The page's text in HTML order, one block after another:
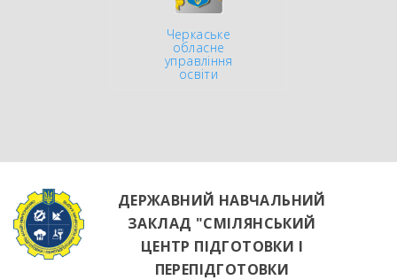
Черкаське
обласне
управління
освіти
ДЕРЖАВНИЙ НАВЧАЛЬНИЙ
ЗАКЛАД "СМІЛЯНСЬКИЙ
ЦЕНТР ПІДГОТОВКИ І
ПЕРЕПІДГОТОВКИ